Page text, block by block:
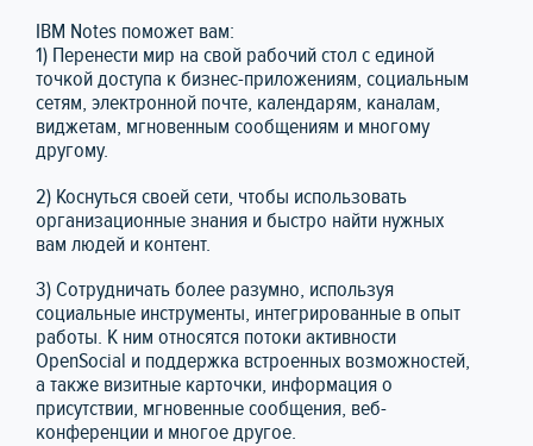
IBM Notes поможет вам:
1) Перенести мир на свой рабочий стол с единой
точкой доступа к бизнес-приложениям, социальным
сетям, электронной почте, календарям, каналам,
виджетам, мгновенным сообщениям и многому
другому.
2) Коснуться своей сети, чтобы использовать
организационные знания и быстро найти нужных
вам людей и контент.
3) Сотрудничать более разумно, используя
социальные инструменты, интегрированные в опыт
работы. К ним относятся потоки активности
OpenSocial и поддержка встроенных возможностей,
а также визитные карточки, информация о
присутствии, мгновенные сообщения, веб-
конференции и многое другое.